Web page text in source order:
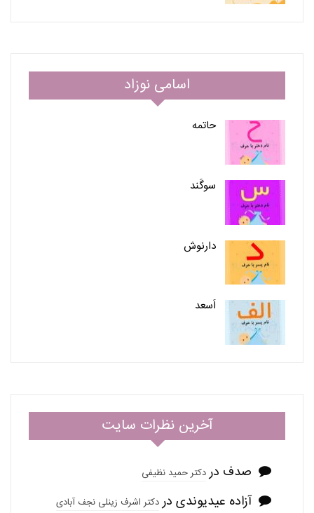
اسامی نوزاد
حاتمه
سوگَند
دارنوش
اَسعد
آخرین نظرات سایت
صدف دردکتر حمید نظیفی
آزاده عیدیوندی دردکتر اشرف زینلی نجف آبادی